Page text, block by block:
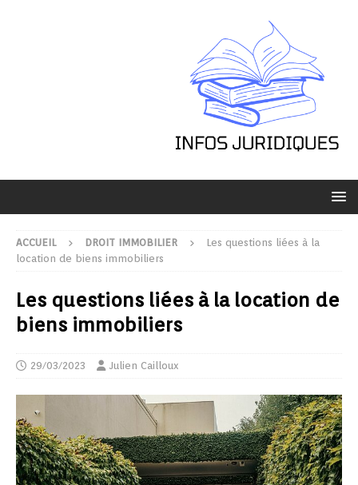
ACCUEIL DROIT IMMOBILIER
Les questions liées à la
location de biens immobiliers
Les questions liées à la location de
biens immobiliers
29/03/2023 Julien Cailloux